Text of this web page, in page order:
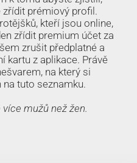
prémiový profil.
kteří jsou online,
zřídit premium účet za
zrušit předplatné a
kartu z aplikace. Právě
na který si
tuto seznamku.
více mužů než žen.